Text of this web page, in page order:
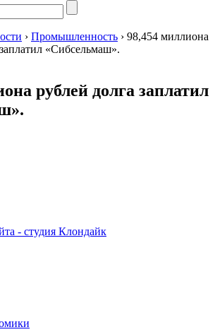
› Промышленность › 98,454 миллиона
«Сибсельмаш».
рублей долга заплатил
- студия Клондайк